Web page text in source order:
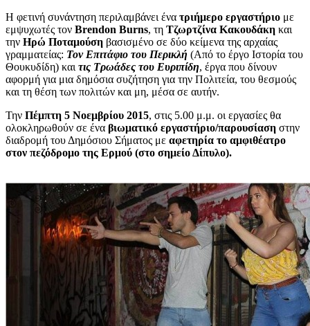
Η φετινή συνάντηση περιλαμβάνει ένα τριήμερο εργαστήριο με
εμψυχωτές τον Brendon Burns, τη Τζωρτζίνα Κακουδάκη και
την Ηρώ Ποταμούση βασισμένο σε δύο κείμενα της αρχαίας
γραμματείας: Τον Επιτάφιο του Περικλή (Από το έργο Ιστορία του
Θουκυδίδη) και τις Τρωάδες του Ευριπίδη, έργα που δίνουν
αφορμή για μια δημόσια συζήτηση για την Πολιτεία, του θεσμούς
και τη θέση των πολιτών και μη, μέσα σε αυτήν.
Την Πέμπτη 5 Νοεμβρίου 2015, στις 5.00 μ.μ. οι εργασίες θα
ολοκληρωθούν σε ένα βιωματικό εργαστήριο/παρουσίαση στην
διαδρομή του Δημόσιου Σήματος με αφετηρία το αμφιθέατρο
στον πεζόδρομο της Ερμού (στο σημείο Δίπυλο).